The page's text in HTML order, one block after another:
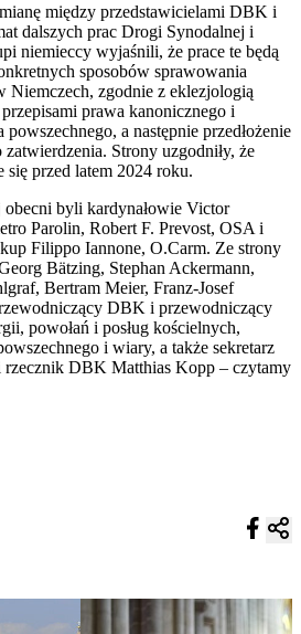
między przedstawicielami DBK i
dalszych prac Drogi Synodalnej i
niemieccy wyjaśnili, że prace te będą
sposobów sprawowania
Niemczech, zgodnie z eklezjologią
prawa kanonicznego i
a następnie przedłożenie
Strony uzgodniły, że
się przed latem 2024 roku.
byli kardynałowie Victor
Parolin, Robert F. Prevost, OSA i
Filippo Iannone, O.Carm. Ze strony
Bätzing, Stephan Ackermann,
Bertram Meier, Franz-Josef
DBK i przewodniczący
powołań i posług kościelnych,
i wiary, a także sekretarz
rzecznik DBK Matthias Kopp – czytamy